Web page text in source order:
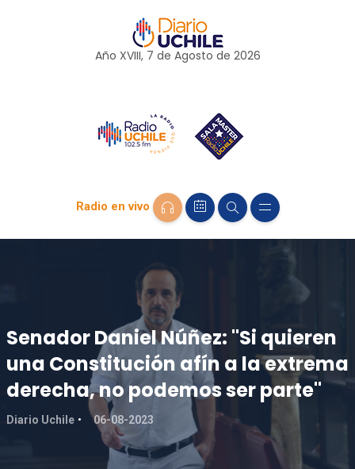
Año XVIII, 7 de Agosto de 2026
Radio en vivo
Senador Daniel Núñez: "Si quieren
una Constitución afín a la extrema
derecha, no podemos ser parte"
Diario Uchile 06-08-2023